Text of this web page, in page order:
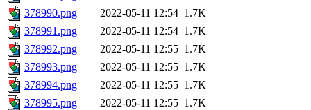
378990.png
2022-05-11 12:54 1.7K
378991.png
2022-05-11 12:54 1.7K
378992.png
2022-05-11 12:55 1.7K
378993.png
2022-05-11 12:55 1.7K
378994.png
2022-05-11 12:55 1.7K
378995.png
2022-05-11 12:55 1.7K